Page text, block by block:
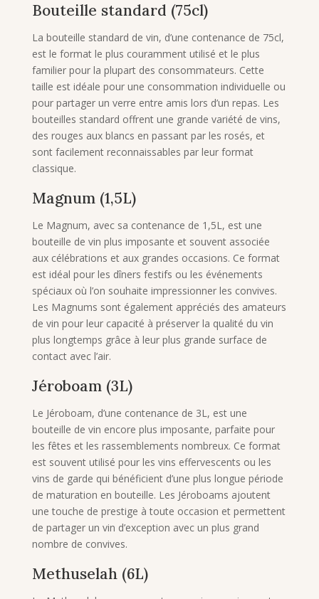
Bouteille standard (75cl)
La bouteille standard de vin, d’une contenance de 75cl,
est le format le plus couramment utilisé et le plus
familier pour la plupart des consommateurs. Cette
taille est idéale pour une consommation individuelle ou
pour partager un verre entre amis lors d’un repas. Les
bouteilles standard offrent une grande variété de vins,
des rouges aux blancs en passant par les rosés, et
sont facilement reconnaissables par leur format
classique.
Magnum (1,5L)
Le Magnum, avec sa contenance de 1,5L, est une
bouteille de vin plus imposante et souvent associée
aux célébrations et aux grandes occasions. Ce format
est idéal pour les dîners festifs ou les événements
spéciaux où l’on souhaite impressionner les convives.
Les Magnums sont également appréciés des amateurs
de vin pour leur capacité à préserver la qualité du vin
plus longtemps grâce à leur plus grande surface de
contact avec l’air.
Jéroboam (3L)
Le Jéroboam, d’une contenance de 3L, est une
bouteille de vin encore plus imposante, parfaite pour
les fêtes et les rassemblements nombreux. Ce format
est souvent utilisé pour les vins effervescents ou les
vins de garde qui bénéficient d’une plus longue période
de maturation en bouteille. Les Jéroboams ajoutent
une touche de prestige à toute occasion et permettent
de partager un vin d’exception avec un plus grand
nombre de convives.
Methuselah (6L)